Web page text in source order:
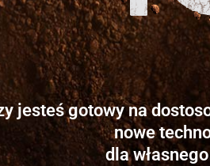
jesteś gotowy na
nowe
dla